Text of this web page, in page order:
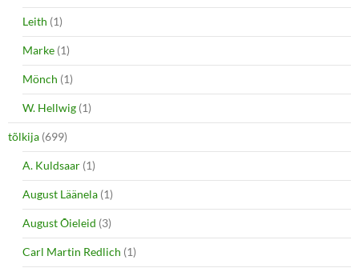
Leith (1)
Marke (1)
Mönch (1)
W. Hellwig (1)
tõlkija (699)
A. Kuldsaar (1)
August Läänela (1)
August Õieleid (3)
Carl Martin Redlich (1)